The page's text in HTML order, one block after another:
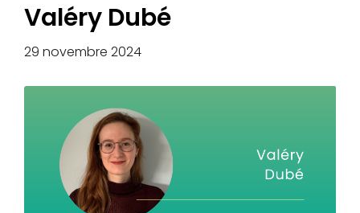
Valéry Dubé
29 novembre 2024